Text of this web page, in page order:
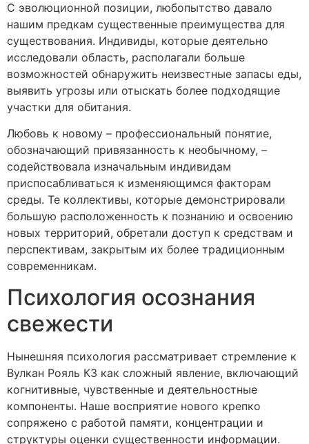
С эволюционной позиции, любопытство давало
нашим предкам существенные преимущества для
существования. Индивиды, которые деятельно
исследовали область, располагали больше
возможностей обнаружить неизвестные запасы еды,
выявить угрозы или отыскать более подходящие
участки для обитания.
Любовь к новому – профессиональный понятие,
обозначающий привязанность к необычному, –
содействовала изначальным индивидам
приспосабливаться к изменяющимся факторам
среды. Те коллективы, которые демонстрировали
большую расположенность к познанию и освоению
новых территорий, обретали доступ к средствам и
перспективам, закрытым их более традиционным
современникам.
Психология осознания
свежести
Нынешняя психология рассматривает стремление к
Вулкан Рояль КЗ как сложный явление, включающий
когнитивные, чувственные и деятельностные
компоненты. Наше восприятие нового крепко
сопряжено с работой памяти, концентрации и
структуры оценки существенности информации.